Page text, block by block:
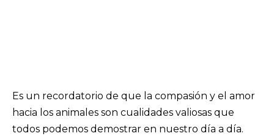
Es un recordatorio de que la compasión y el amor
hacia los animales son cualidades valiosas que
todos podemos demostrar en nuestro día a día.